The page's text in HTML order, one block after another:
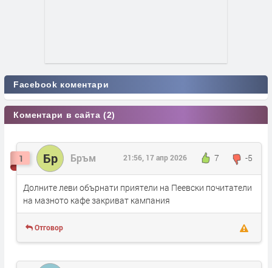
Facebook коментари
Коментари в сайта (2)
1 Бр Бръм 7 -5
21:56, 17 апр 2026
Долните леви обърнати приятели на Пеевски почитатели
на мазното кафе закриват кампания
Отговор